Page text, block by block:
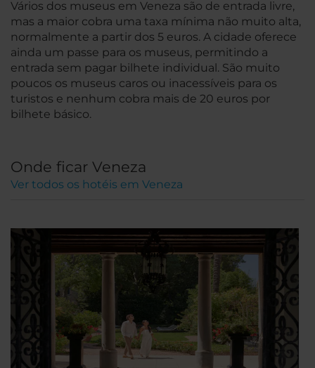
Vários dos museus em Veneza são de entrada livre,
mas a maior cobra uma taxa mínima não muito alta,
normalmente a partir dos 5 euros. A cidade oferece
ainda um passe para os museus, permitindo a
entrada sem pagar bilhete individual. São muito
poucos os museus caros ou inacessíveis para os
turistos e nenhum cobra mais de 20 euros por
bilhete básico.
Onde ficar Veneza
Ver todos os hotéis em Veneza